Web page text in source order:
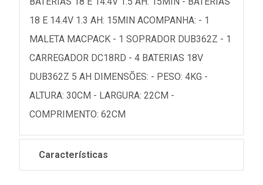
18 E 14.4V 1.3 AH: 15MIN ACOMPANHA: - 1
MALETA MACPACK - 1 SOPRADOR DUB362Z - 1
CARREGADOR DC18RD - 4 BATERIAS 18V
DUB362Z 5 AH DIMENSÕES: - PESO: 4KG -
ALTURA: 30CM - LARGURA: 22CM -
COMPRIMENTO: 62CM
Características